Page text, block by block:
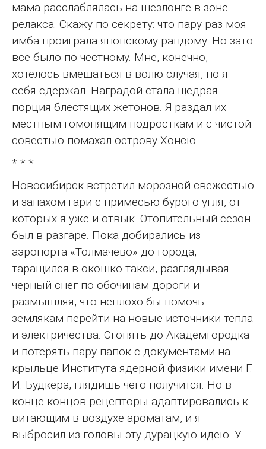
мама расслаблялась на шезлонге в зоне
релакса. Скажу по секрету: что пару раз моя
имба проиграла японскому рандому. Но зато
все было по-честному. Мне, конечно,
хотелось вмешаться в волю случая, но я
себя сдержал. Наградой стала щедрая
порция блестящих жетонов. Я раздал их
местным гомонящим подросткам и с чистой
совестью помахал острову Хонсю.
* * *
Новосибирск встретил морозной свежестью
и запахом гари с примесью бурого угля, от
которых я уже и отвык. Отопительный сезон
был в разгаре. Пока добирались из
аэропорта «Толмачево» до города,
таращился в окошко такси, разглядывая
черный снег по обочинам дороги и
размышляя, что неплохо бы помочь
землякам перейти на новые источники тепла
и электричества. Сгонять до Академгородка
и потерять пару папок с документами на
крыльце Института ядерной физики имени Г.
И. Будкера, глядишь чего получится. Но в
конце концов рецепторы адаптировались к
витающим в воздухе ароматам, и я
выбросил из головы эту дурацкую идею. У